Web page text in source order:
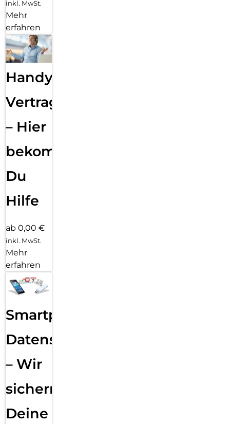
inkl. MwSt.
Mehr
erfahren
Handy
Vertragsabwicklung
– Hier
bekommst
Du
Hilfe
ab 0,00 €
inkl. MwSt.
Mehr
erfahren
Smartphone
Datensicherung
– Wir
sichern
Deine